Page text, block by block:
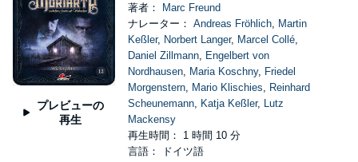
プレビューの
再生
著者：
Marc Freund
ナレーター： Andreas Fröhlich, Martin
Keßler, Norbert Langer, Marcel Collé,
Daniel Zillmann, Engelbert von
Nordhausen, Maria Koschny, Friedel
Morgenstern, Mario Klischies, Reinhard
Scheunemann, Katja Keßler, Lutz
Mackensy
再生時間： 1 時間 10 分
言語： ドイツ語